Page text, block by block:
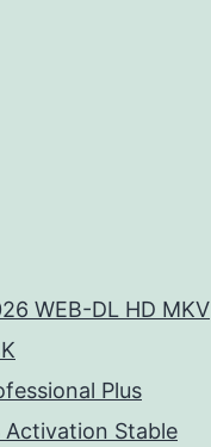
WEB-DL HD MKV
Plus
Activation Stable